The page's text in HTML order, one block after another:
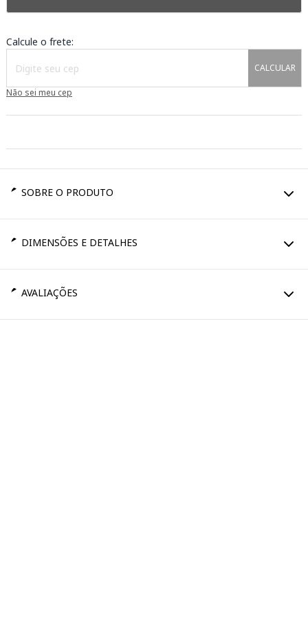
Calcule o frete:
CALCULAR
Não sei meu cep
SOBRE O PRODUTO
DIMENSÕES E DETALHES
AVALIAÇÕES